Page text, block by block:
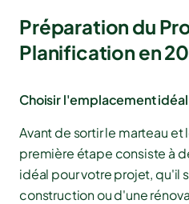
Préparation du
Planification en
Choisir l'emplacement idéal
Avant de sortir le marteau et
première étape consiste à
idéal pour votre projet, qu'il
construction ou d'une